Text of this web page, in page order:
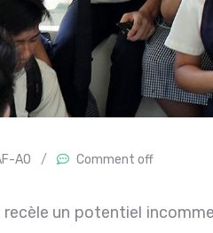
AO / Comment off
un potentiel